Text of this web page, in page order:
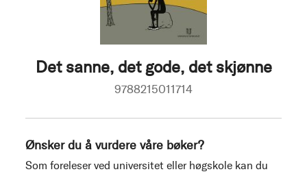
Det sanne, det gode, det skjønne
9788215011714
Ønsker du å vurdere våre bøker?
Som foreleser ved universitet eller høgskole kan du